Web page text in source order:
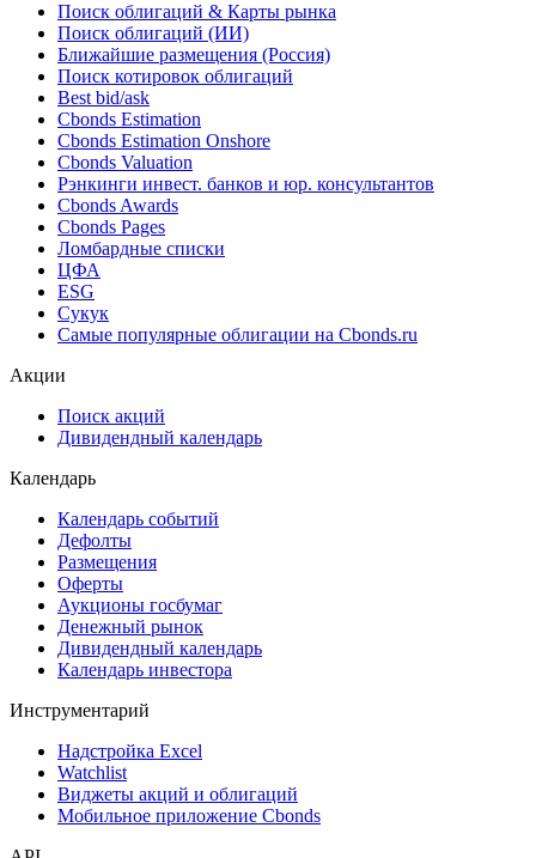
Поиск облигаций & Карты рынка
Поиск облигаций (ИИ)
Ближайшие размещения (Россия)
Поиск котировок облигаций
Best bid/ask
Cbonds Estimation
Cbonds Estimation Onshore
Cbonds Valuation
Рэнкинги инвест. банков и юр. консультантов
Cbonds Awards
Cbonds Pages
Ломбардные списки
ЦФА
ESG
Сукук
Самые популярные облигации на Cbonds.ru
Акции
Поиск акций
Дивидендный календарь
Календарь
Календарь событий
Дефолты
Размещения
Оферты
Аукционы госбумаг
Денежный рынок
Дивидендный календарь
Календарь инвестора
Инструментарий
Надстройка Excel
Watchlist
Виджеты акций и облигаций
Мобильное приложение Cbonds